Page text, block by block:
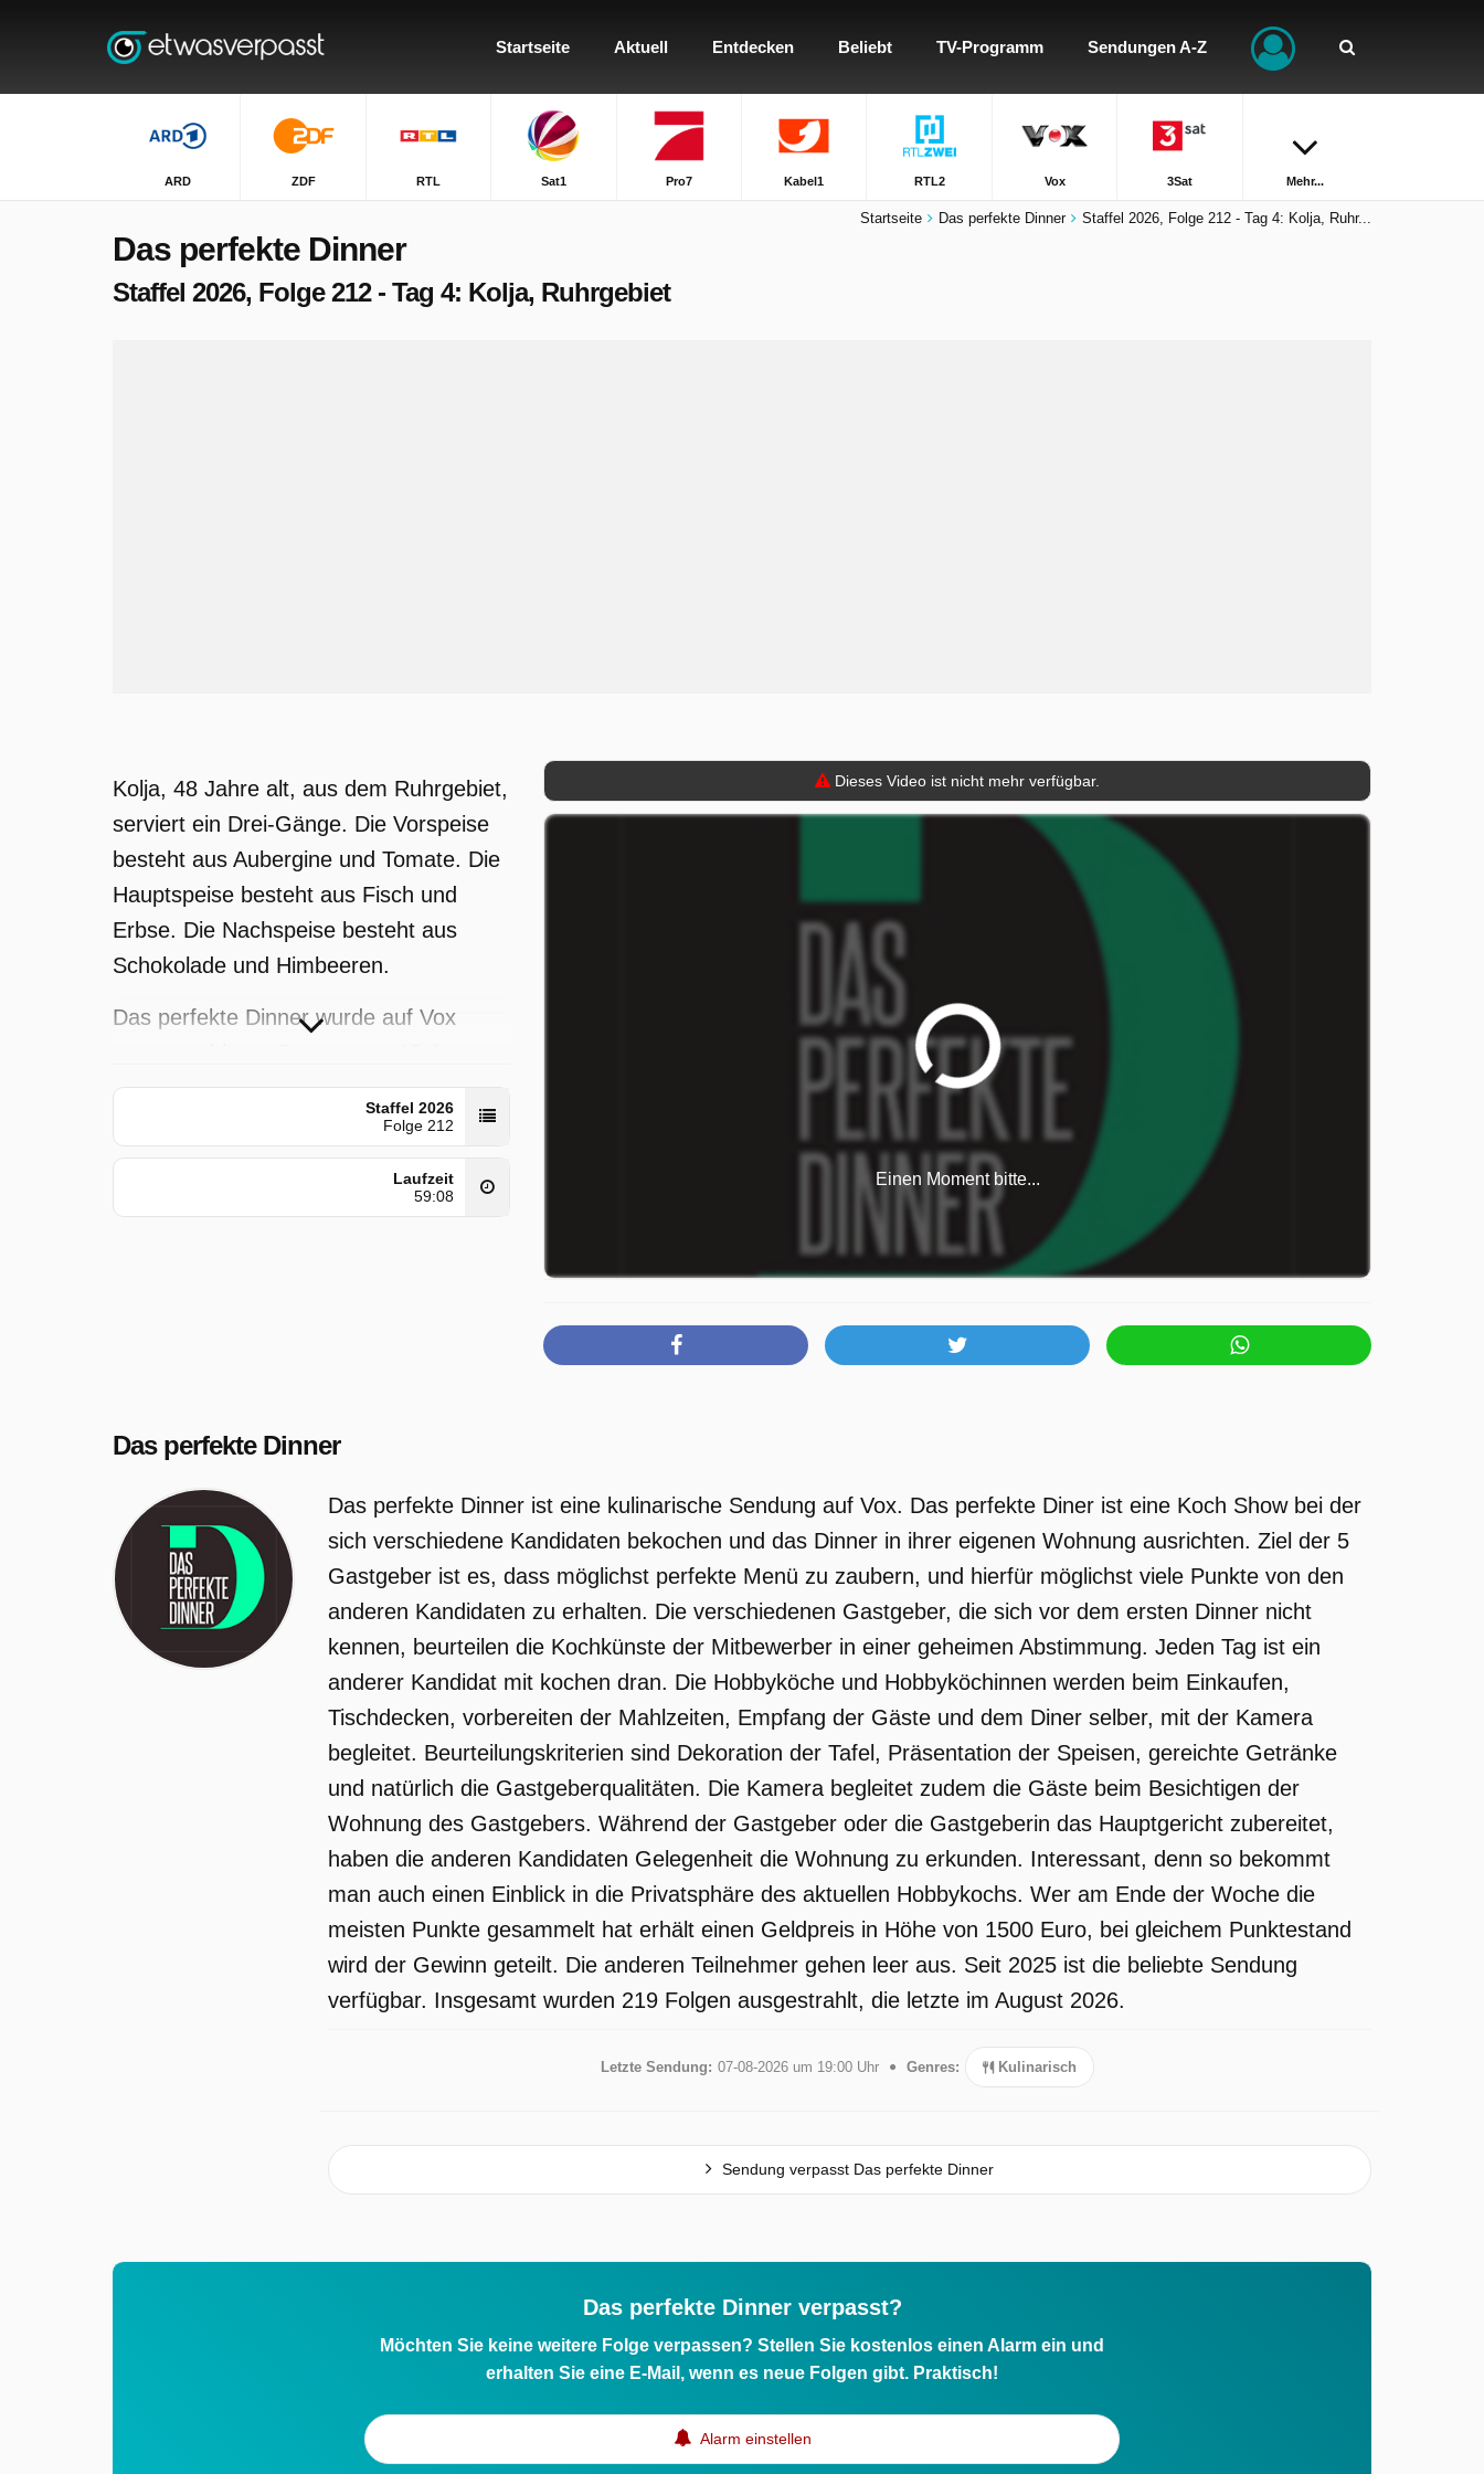
Startseite Aktuell Entdecken Beliebt TV-Programm Sendungen A-Z
ARD ZDF RTL Sat1 Pro7 Kabel1 RTL2 Vox 3Sat Mehr...
Startseite Das perfekte Dinner Staffel 2026, Folge 212 - Tag 4: Kolja, Ruhr...
Das perfekte Dinner
Staffel 2026, Folge 212 - Tag 4: Kolja, Ruhrgebiet
Kolja, 48 Jahre alt, aus dem Ruhrgebiet,
serviert ein Drei-Gänge. Die Vorspeise
besteht aus Aubergine und Tomate. Die
Hauptspeise besteht aus Fisch und
Erbse. Die Nachspeise besteht aus
Schokolade und Himbeeren.
Das perfekte Dinner wurde auf Vox
2026, 19:00 Uhr.
Staffel 2026
Folge 212
Laufzeit
59:08
Dieses Video ist nicht mehr verfügbar.
Einen Moment bitte...
Das perfekte Dinner
Das perfekte Dinner ist eine kulinarische Sendung auf Vox. Das perfekte Diner ist eine Koch Show bei der
sich verschiedene Kandidaten bekochen und das Dinner in ihrer eigenen Wohnung ausrichten. Ziel der 5
Gastgeber ist es, dass möglichst perfekte Menü zu zaubern, und hierfür möglichst viele Punkte von den
anderen Kandidaten zu erhalten. Die verschiedenen Gastgeber, die sich vor dem ersten Dinner nicht
kennen, beurteilen die Kochkünste der Mitbewerber in einer geheimen Abstimmung. Jeden Tag ist ein
anderer Kandidat mit kochen dran. Die Hobbyköche und Hobbyköchinnen werden beim Einkaufen,
Tischdecken, vorbereiten der Mahlzeiten, Empfang der Gäste und dem Diner selber, mit der Kamera
begleitet. Beurteilungskriterien sind Dekoration der Tafel, Präsentation der Speisen, gereichte Getränke
und natürlich die Gastgeberqualitäten. Die Kamera begleitet zudem die Gäste beim Besichtigen der
Wohnung des Gastgebers. Während der Gastgeber oder die Gastgeberin das Hauptgericht zubereitet,
haben die anderen Kandidaten Gelegenheit die Wohnung zu erkunden. Interessant, denn so bekommt
man auch einen Einblick in die Privatsphäre des aktuellen Hobbykochs. Wer am Ende der Woche die
meisten Punkte gesammelt hat erhält einen Geldpreis in Höhe von 1500 Euro, bei gleichem Punktestand
wird der Gewinn geteilt. Die anderen Teilnehmer gehen leer aus. Seit 2025 ist die beliebte Sendung
verfügbar. Insgesamt wurden 219 Folgen ausgestrahlt, die letzte im August 2026.
Letzte Sendung: 07-08-2026 um 19:00 Uhr Genres: Kulinarisch
Sendung verpasst Das perfekte Dinner
Das perfekte Dinner verpasst?
Möchten Sie keine weitere Folge verpassen? Stellen Sie kostenlos einen Alarm ein und
erhalten Sie eine E-Mail, wenn es neue Folgen gibt. Praktisch!
Alarm einstellen